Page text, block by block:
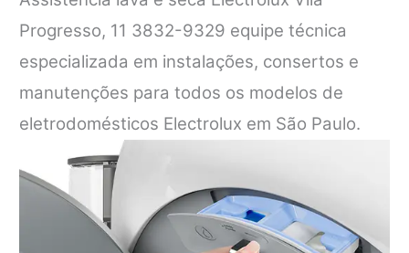
Progresso, 11 3832-9329 equipe técnica
especializada em instalações, consertos e
manutenções para todos os modelos de
eletrodomésticos Electrolux em São Paulo.